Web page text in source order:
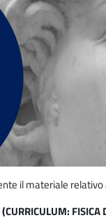
il materiale